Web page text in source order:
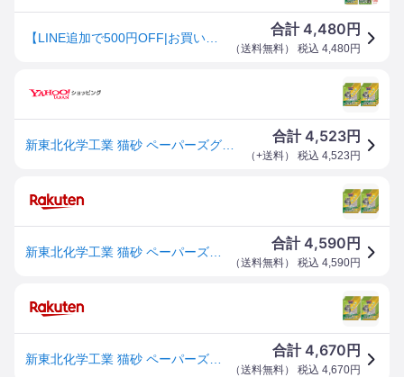
合計4,480 円
（送料無料） 税込 4,480円
合計4,523円
（+送料） 税込 4,523 円
合計4,590 円
（送料無料） 税込 4,590円
合計4,670 円
（送料無料） 税込 4,670円